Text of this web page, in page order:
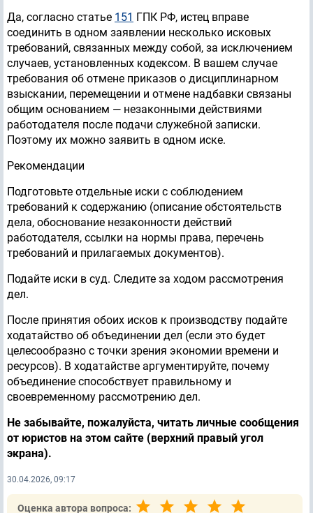
Да, согласно статье 151 ГПК РФ, истец вправе
соединить в одном заявлении несколько исковых
требований, связанных между собой, за исключением
случаев, установленных кодексом. В вашем случае
требования об отмене приказов о дисциплинарном
взыскании, перемещении и отмене надбавки связаны
общим основанием — незаконными действиями
работодателя после подачи служебной записки.
Поэтому их можно заявить в одном иске.
Рекомендации
Подготовьте отдельные иски с соблюдением
требований к содержанию (описание обстоятельств
дела, обоснование незаконности действий
работодателя, ссылки на нормы права, перечень
требований и прилагаемых документов).
Подайте иски в суд. Следите за ходом рассмотрения
дел.
После принятия обоих исков к производству подайте
ходатайство об объединении дел (если это будет
целесообразно с точки зрения экономии времени и
ресурсов). В ходатайстве аргументируйте, почему
объединение способствует правильному и
своевременному рассмотрению дел.
Не забывайте, пожалуйста, читать личные сообщения
от юристов на этом сайте (верхний правый угол
экрана).
30.04.2026, 09:17
Оценка автора вопроса: